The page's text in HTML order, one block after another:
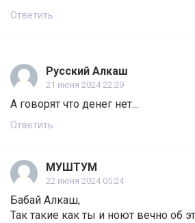
Ответить
Русский Алкаш
21 июня 2024 22:29
А говорят что денег нет...
Ответить
МУШТУМ
22 июня 2024 05:24
Бабай Алкаш,
Так такие как ты и ноют вечно об